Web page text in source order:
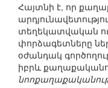
Հայտնի է, որ
տեղեկատվական
փորձագետները
օժանդակ
իբրև